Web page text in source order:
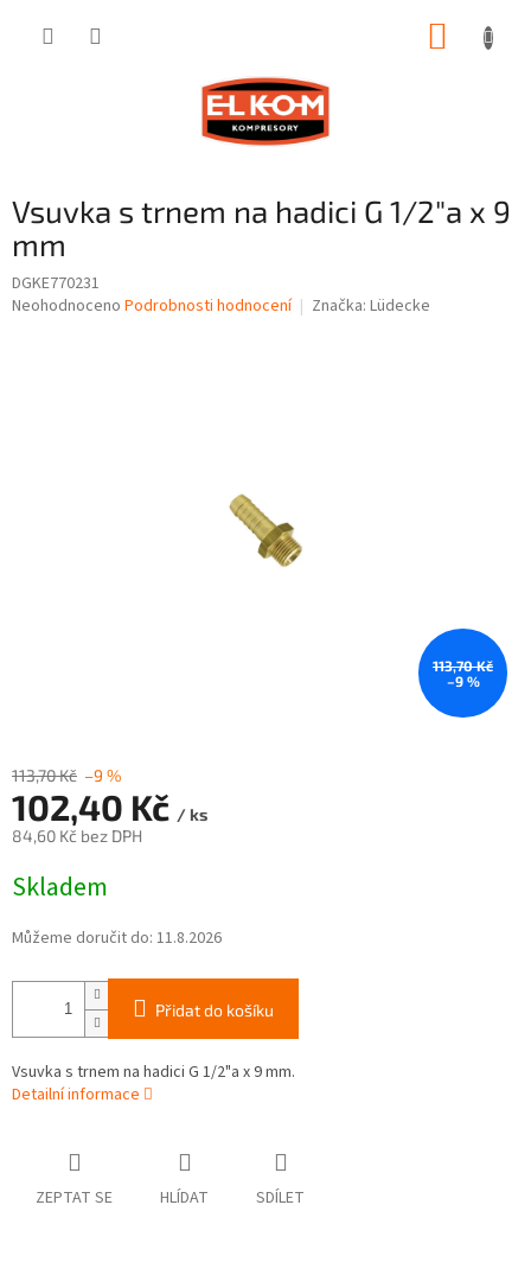
Vsuvka s trnem na hadici G 1/2"a x 9
mm
DGKE770231
Průměrné
Neohodnoceno Podrobnosti hodnocení Značka: Lüdecke
113,70 Kč
–9 %
113,70 Kč –9 %
102,40 Kč / ks
84,60 Kč bez DPH
cena:
Skladem
Můžeme doručit do: 11.8.2026
Přidat do košíku
Vsuvka s trnem na hadici G 1/2"a x 9 mm.
Detailní informace
ZEPTAT SE HLÍDAT SDÍLET